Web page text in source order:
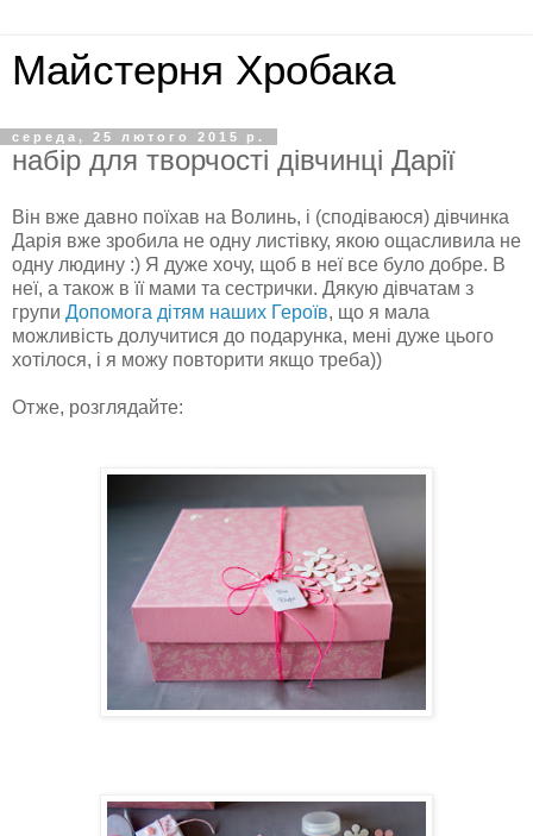
Майстерня Хробака
середа, 25 лютого 2015 р.
набір для творчості дівчинці Дарії
Він вже давно поїхав на Волинь, і (сподіваюся) дівчинка
Дарія вже зробила не одну листівку, якою ощасливила не
одну людину :) Я дуже хочу, щоб в неї все було добре. В
неї, а також в її мами та сестрички. Дякую дівчатам з
групи Допомога дітям наших Героїв, що я мала
можливість долучитися до подарунка, мені дуже цього
хотілося, і я можу повторити якщо треба))
Отже, розглядайте: